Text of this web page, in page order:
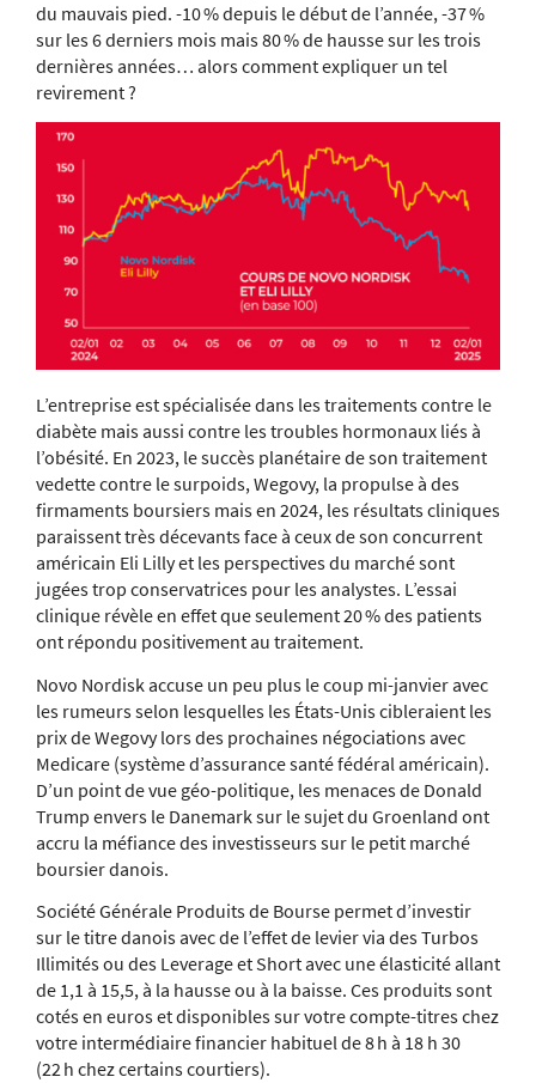
du mauvais pied. -10 % depuis le début de l’année, -37 %
sur les 6 derniers mois mais 80 % de hausse sur les trois
dernières années… alors comment expliquer un tel
revirement ?
L’entreprise est spécialisée dans les traitements contre le
diabète mais aussi contre les troubles hormonaux liés à
l’obésité. En 2023, le succès planétaire de son traitement
vedette contre le surpoids, Wegovy, la propulse à des
firmaments boursiers mais en 2024, les résultats cliniques
paraissent très décevants face à ceux de son concurrent
américain Eli Lilly et les perspectives du marché sont
jugées trop conservatrices pour les analystes. L’essai
clinique révèle en effet que seulement 20 % des patients
ont répondu positivement au traitement.
Novo Nordisk accuse un peu plus le coup mi-janvier avec
les rumeurs selon lesquelles les États-Unis cibleraient les
prix de Wegovy lors des prochaines négociations avec
Medicare (système d’assurance santé fédéral américain).
D’un point de vue géo-politique, les menaces de Donald
Trump envers le Danemark sur le sujet du Groenland ont
accru la méfiance des investisseurs sur le petit marché
boursier danois.
Société Générale Produits de Bourse permet d’investir
sur le titre danois avec de l’effet de levier via des Turbos
Illimités ou des Leverage et Short avec une élasticité allant
de 1,1 à 15,5, à la hausse ou à la baisse. Ces produits sont
cotés en euros et disponibles sur votre compte-titres chez
votre intermédiaire financier habituel de 8 h à 18 h 30
(22 h chez certains courtiers).